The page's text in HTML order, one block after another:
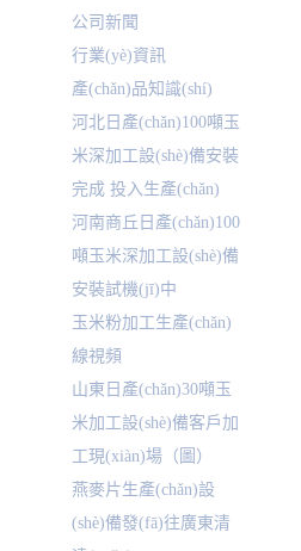
公司新聞
行業(yè)資訊
產(chǎn)品知識(shí)
河北日產(chǎn)100噸玉
米深加工設(shè)備安裝
完成 投入生產(chǎn)
河南商丘日產(chǎn)100
噸玉米深加工設(shè)備
安裝試機(jī)中
玉米粉加工生產(chǎn)
線視頻
山東日產(chǎn)30噸玉
米加工設(shè)備客戶加
工現(xiàn)場（圖）
燕麥片生產(chǎn)設
(shè)備發(fā)往廣東清